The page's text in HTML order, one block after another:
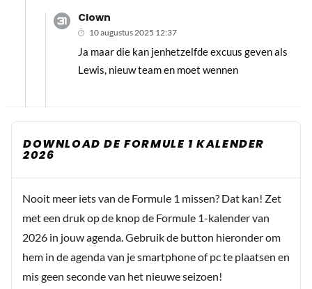
Clown
10 augustus 2025 12:37
Ja maar die kan jenhetzelfde excuus geven als
Lewis, nieuw team en moet wennen
DOWNLOAD DE FORMULE 1 KALENDER
2026
Nooit meer iets van de Formule 1 missen? Dat kan! Zet
met een druk op de knop de Formule 1-kalender van
2026 in jouw agenda. Gebruik de button hieronder om
hem in de agenda van je smartphone of pc te plaatsen en
mis geen seconde van het nieuwe seizoen!